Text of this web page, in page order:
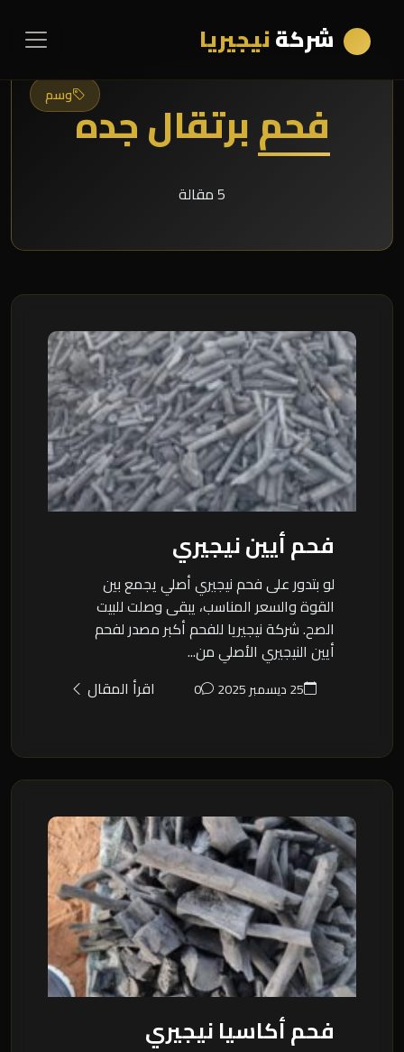
شركةنيجيريا
وسمفحم برتقال جده
5 مقالة
فحم أيين نيجيري
لو بتدور على فحم نيجيري أصلي يجمع بين
القوة والسعر المناسب، يبقى وصلت للبيت
الصح. شركة نيجيريا للفحم أكبر مصدر لفحم
أيين النيجيري الأصلي من...
25 ديسمبر 2025 0 اقرأ المقال
فحم أكاسيا نيجيري